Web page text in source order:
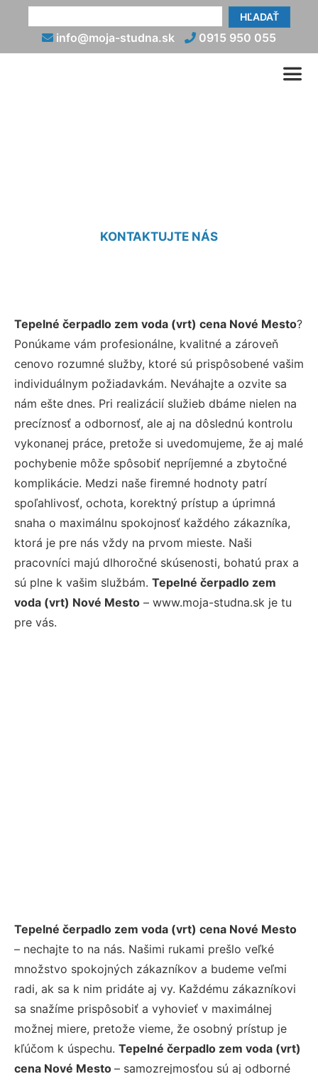
HĽADAŤ
info@moja-studna.sk 0915 950 055
KONTAKTUJTE NÁS
Tepelné čerpadlo zem voda (vrt) cena Nové Mesto?
Ponúkame vám profesionálne, kvalitné a zároveň
cenovo rozumné služby, ktoré sú prispôsobené vašim
individuálnym požiadavkám. Neváhajte a ozvite sa
nám ešte dnes. Pri realizácií služieb dbáme nielen na
precíznosť a odbornosť, ale aj na dôslednú kontrolu
vykonanej práce, pretože si uvedomujeme, že aj malé
pochybenie môže spôsobiť nepríjemné a zbytočné
komplikácie. Medzi naše firemné hodnoty patrí
spoľahlivosť, ochota, korektný prístup a úprimná
snaha o maximálnu spokojnosť každého zákazníka,
ktorá je pre nás vždy na prvom mieste. Naši
pracovníci majú dlhoročné skúsenosti, bohatú prax a
sú plne k vašim službám. Tepelné čerpadlo zem
voda (vrt) Nové Mesto – www.moja-studna.sk je tu
pre vás.
Tepelné čerpadlo zem voda (vrt) cena Nové Mesto
– nechajte to na nás. Našimi rukami prešlo veľké
množstvo spokojných zákazníkov a budeme veľmi
radi, ak sa k nim pridáte aj vy. Každému zákazníkovi
sa snažíme prispôsobiť a vyhovieť v maximálnej
možnej miere, pretože vieme, že osobný prístup je
kľúčom k úspechu. Tepelné čerpadlo zem voda (vrt)
cena Nové Mesto – samozrejmosťou sú aj odborné